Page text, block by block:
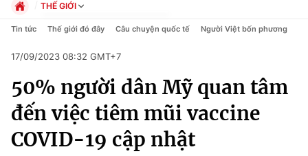
Chuyên mục
Chính trị
Xã hội
THẾ GIỚI
Chính trị
Pháp luật
Kinh tế
Thể thao
Truyền hình
Văn hóa - Giải trí
Tin tức Thế giới đó đây Câu chuyện quốc tế Người Việt bốn phương
17/09/2023 08:32 GMT+7
50% người dân Mỹ quan tâm
đến việc tiêm mũi vaccine
COVID-19 cập nhật